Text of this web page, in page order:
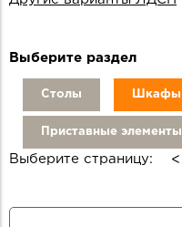
Выберите раздел
Столы Шкафы
Приставные элементы
Выберите страницу:
СТРАНИЦЫ